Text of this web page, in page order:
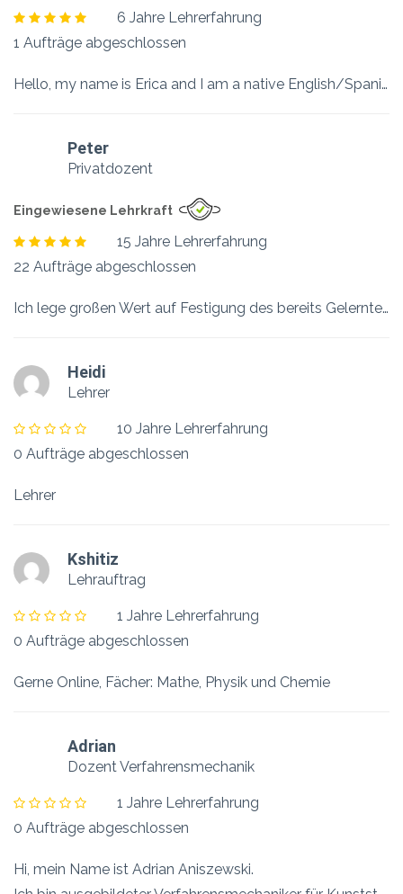
6 Jahre Lehrerfahrung
1 Aufträge abgeschlossen
Hello, my name is Erica and I am a native English/Spanish Speaker from California. I offer English and Spanish language learning and communication instruction. I have been teaching for more than 6 years and have my Bachelor’s and TESOL Certification. I will help you become fluent and proficient in English or Spanish. Work and communicate more effectively with clients and friends. Communicate with employees and others with greater understanding of the language and culture. I will create tailored lessons to…
Peter
Privatdozent
Eingewiesene Lehrkraft
15 Jahre Lehrerfahrung
22 Aufträge abgeschlossen
Ich lege großen Wert auf Festigung des bereits Gelernten. Das Wissen wird Schritte für Schritt erweitert, und baut auf dem Vorhergegangenen auf.
Heidi
Lehrer
10 Jahre Lehrerfahrung
0 Aufträge abgeschlossen
Lehrer
Kshitiz
Lehrauftrag
1 Jahre Lehrerfahrung
0 Aufträge abgeschlossen
Gerne Online, Fächer: Mathe, Physik und Chemie
Adrian
Dozent Verfahrensmechanik
1 Jahre Lehrerfahrung
0 Aufträge abgeschlossen
Hi, mein Name ist Adrian Aniszewski.